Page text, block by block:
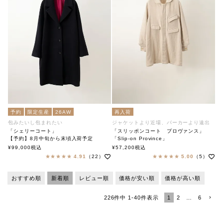
予約 限定生産
26AW
包みたいし包まれたい
「シェリーコート」
【予約】8月中旬から末頃入荷予定
「Cherie Coat」
soutiencollar（ステンカラー）
¥99,000税込
4.91
（22）
再入荷
ジャケットより近場、パーカーより遠出
「スリッポンコート プロヴァンス」
「Slip-on Province」
soutiencollar（ステンカラー）
¥57,200税込
5.00
（5）
おすすめ順 新着順 レビュー順 価格が安い順 価格が高い順
226件中 1-40件表示 1 2 6